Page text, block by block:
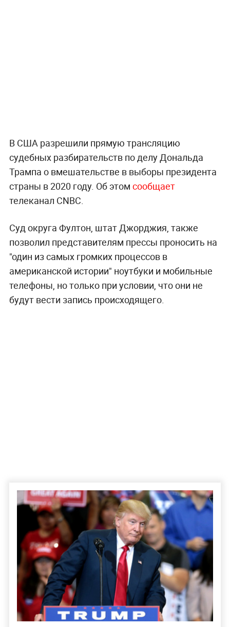
В США разрешили прямую трансляцию
судебных разбирательств по делу Дональда
Трампа о вмешательстве в выборы президента
страны в 2020 году. Об этом сообщает
телеканал CNBC.
Суд округа Фултон, штат Джорджия, также
позволил представителям прессы проносить на
"один из самых громких процессов в
американской истории" ноутбуки и мобильные
телефоны, но только при условии, что они не
будут вести запись происходящего.